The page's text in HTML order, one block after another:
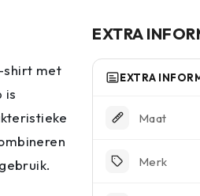
shirt met
is
EXTRA
EXTRA
Maat
Merk